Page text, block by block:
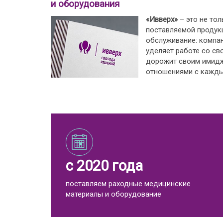
и оборудования
«Ивверх»– это не
поставляемой
обслуживание:
уделяет работе со
дорожит своим
отношениями с
с 2020 года
поставляем раходные медицинские
материалы и оборудование